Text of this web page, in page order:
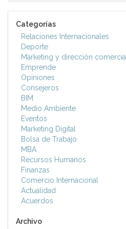
Categorías
Relaciones Internacionales
Deporte
Marketing y dirección comercial
Emprende
Opiniones
Consejeros
BIM
Medio Ambiente
Eventos
Marketing Digital
Bolsa de Trabajo
MBA
Recursos Humanos
Finanzas
Comercio Internacional
Actualidad
Acuerdos
Archivo